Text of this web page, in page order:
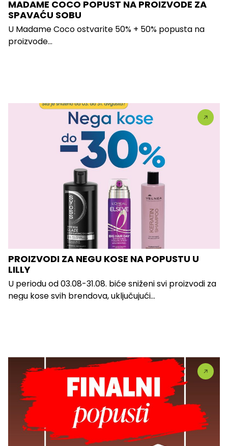
MADAME COCO POPUST NA PROIZVODE ZA
SPAVAĆU SOBU
U Madame Coco ostvarite 50% + 50% popusta na
proizvode...
PROIZVODI ZA NEGU KOSE NA POPUSTU U
LILLY
U periodu od 03.08-31.08. biće sniženi svi proizvodi za
negu kose svih brendova, uključujući...